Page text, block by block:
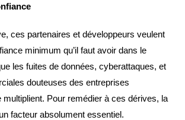
ces partenaires et développeurs veulent
minimum qu’il faut avoir dans le
les fuites de données, cyberattaques, et
douteuses des entreprises
multiplient. Pour remédier à ces dérives, la
facteur absolument essentiel.